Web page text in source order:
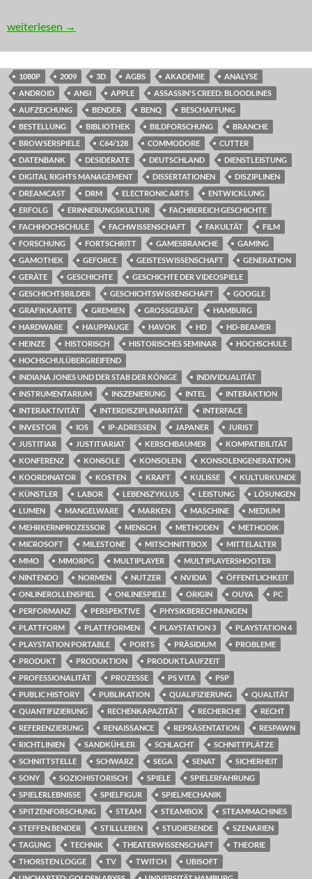
INNOVATION: GameBox Advance
weiterlesen →
1080P 2009 3D AGBS AKADEMIE
ANALYSE
ANDROID
ANSI APPLE
ASSASSIN'S CREED: BLOODLINES
AUFZEICHUNG
BENDER BENQ
BESCHAFFUNG
BESTELLUNG
BIBLIOTHEK BILDFORSCHUNG
BRANCHE
BROWSERSPIELE
C64/128 COMMODORE
CUTTER
DATENBANK
DESIDERATE DEUTSCHLAND
DIENSTLEISTUNG
DIGITAL RIGHTS MANAGEMENT
DISSERTATIONEN
DISZIPLINEN
DREAMCAST
DRM ELECTRONIC ARTS
ENTWICKLUNG
ERFOLG
ERINNERUNGSKULTUR
FACHBEREICH GESCHICHTE
FACHHOCHSCHULE
FACHWISSENSCHAFT FAKULTÄT
FILM
FORSCHUNG
FORTSCHRITT GAMESBRANCHE
GAMING
GAMOTHEK
GEFORCE GEISTESWISSENSCHAFT
GENERATION
GERÄTE
GESCHICHTE
GESCHICHTE DER VIDEOSPIELE
GESCHICHTSBILDER
GESCHICHTSWISSENSCHAFT
GOOGLE
GRAFIKKARTE
GREMIEN GROSSGERÄT
HAMBURG
HARDWARE
HAUPPAUGE HAVOK HD
HD-BEAMER
HEINZE
HISTORISCH HISTORISCHES SEMINAR
HOCHSCHULE
HOCHSCHULÜBERGREIFEND
INDIANA JONES UND DER STAB DER KÖNIGE
INDIVIDUALITÄT
INSTRUMENTARIUM
INSZENIERUNG INTEL
INTERAKTION
INTERAKTIVITÄT
INTERDISZIPLINARITÄT
INTERFACE
INVESTOR
IOS IP-ADRESSEN JAPANER
JURIST
JUSTITIAR
JUSTITIARIAT KERSCHBAUMER
KOMPATIBILITÄT
KONFERENZ
KONSOLE KONSOLEN
KONSOLENGENERATION
KOORDINATOR
KOSTEN KRAFT KULISSE
KULTURKUNDE
KÜNSTLER
LABOR LEBENSZYKLUS LEISTUNG
LÖSUNGEN
LUMEN
MANGELWARE MARKEN MASCHINE
MEDIUM
MEHRKERNPROZESSOR
MENSCH METHODEN
METHODIK
MICROSOFT
MILESTONE MITSCHNITTBOX
MITTELALTER
MMO
MMORPG MULTIPLAYER
MULTIPLAYERSHOOTER
NINTENDO
NORMEN NUTZER NVIDIA
ÖFFENTLICHKEIT
ONLINEROLLENSPIEL
ONLINESPIELE ORIGIN OUYA
PC
PERFORMANZ
PERSPEKTIVE
PHYSIKBERECHNUNGEN
PLATTFORM
PLATTFORMEN PLAYSTATION 3
PLAYSTATION 4
PLAYSTATION PORTABLE
PORTS PRÄSIDIUM
PROBLEME
PRODUKT
PRODUKTION
PRODUKTLAUFZEIT
PROFESSIONALITÄT
PROZESSE PS VITA
PSP
PUBLIC HISTORY
PUBLIKATION QUALIFIZIERUNG
QUALITÄT
QUANTIFIZIERUNG
RECHENKAPAZITÄT RECHERCHE
RECHT
REFERENZIERUNG
RENAISSANCE REPRÄSENTATION
RESPAWN
RICHTLINIEN
SANDKÜHLER SCHLACHT
SCHNITTPLÄTZE
SCHNITTSTELLE
SCHWARZ SEGA SENAT
SICHERHEIT
SONY
SOZIOHISTORISCH SPIELE
SPIELERFAHRUNG
SPIELERLEBNISSE
SPIELFIGUR
SPIELMECHANIK
SPITZENFORSCHUNG
STEAM STEAMBOX
STEAMMACHINES
STEFFEN BENDER
STILLLEBEN STUDIERENDE
SZENARIEN
TAGUNG
TECHNIK THEATERWISSENSCHAFT
THEORIE
THORSTEN LOGGE
TV TWITCH
UBISOFT